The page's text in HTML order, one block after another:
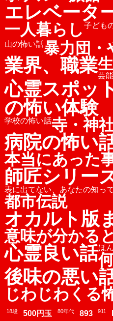
エレベータ
一人暮らし 子ども
山の怖い話暴力団・
業界、職業芸
心霊スポッ
の怖い体験
学校の怖い話寺・神
病院の怖い
本当にあった
師匠シリー
表に出てない、あなたの知っ
都市伝説
オカルト版
意味が分かる
心霊良い話ほ
後味の悪い
じわじわくる
18段 500円玉 80年代 893 911